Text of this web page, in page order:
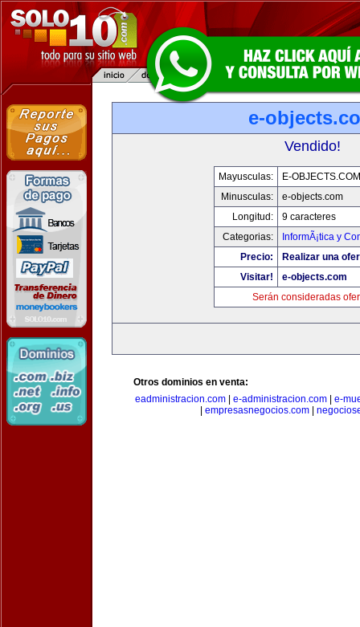
e-
Vendido!
Mayusculas:
E-OBJECTS.COM
Minusculas:
e-objects.com
Longitud:
9 caracteres
Categorias:
InformÃ¡tica y
Precio:
Realizar una
Visitar!
e-objects.com
Serán consideradas
Otros dominios en venta:
eadministracion.com| e-administracion.com| e-
empresasnegocios.com|